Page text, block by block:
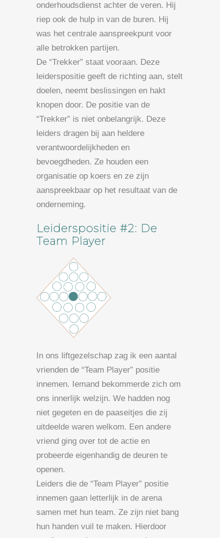
onderhoudsdienst achter de veren. Hij
riep ook de hulp in van de buren. Hij
was het centrale aanspreekpunt voor
alle betrokken partijen.
De “Trekker” staat vooraan. Deze
leiderspositie geeft de richting aan, stelt
doelen, neemt beslissingen en hakt
knopen door. De positie van de
“Trekker” is niet onbelangrijk. Deze
leiders dragen bij aan heldere
verantwoordelijkheden en
bevoegdheden. Ze houden een
organisatie op koers en ze zijn
aanspreekbaar op het resultaat van de
onderneming.
Leiderspositie #2: De
Team Player
In ons liftgezelschap zag ik een aantal
vrienden de “Team Player” positie
innemen. Iemand bekommerde zich om
ons innerlijk welzijn. We hadden nog
niet gegeten en de paaseitjes die zij
uitdeelde waren welkom. Een andere
vriend ging over tot de actie en
probeerde eigenhandig de deuren te
openen.
Leiders die de “Team Player” positie
innemen gaan letterlijk in de arena
samen met hun team. Ze zijn niet bang
hun handen vuil te maken. Hierdoor